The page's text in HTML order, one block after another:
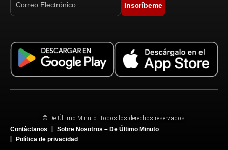
Inscríbeme
© De Último Minuto. Todos los derechos reservados.
Contáctanos
Sobre Nosotros – De Último Minuto
Política de privacidad